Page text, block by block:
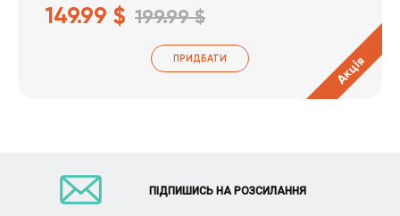
149.99 $ 199.99 $
ПРИДБАТИ Акція
ПІДПИШИСЬ НА РОЗСИЛАННЯ